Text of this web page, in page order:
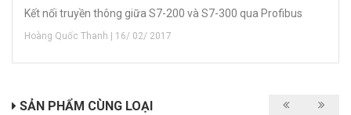
Kết nối truyền thông giữa S7-200 và S7-300 qua Profibus
Hoàng Quốc Thanh | 16/ 02/ 2017
SẢN PHẨM CÙNG LOẠI